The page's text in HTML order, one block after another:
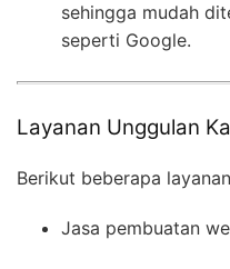
sehingga mudah
seperti Google.
Layanan Unggulan
Berikut beberapa
Jasa pembuatan